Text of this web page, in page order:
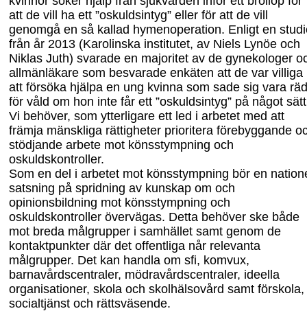
att de vill ha ett ”oskuldsintyg” eller för att de vill
genomgå en så kallad hymenoperation. Enligt en
från år 2013 (Karolinska institutet, av Niels Lynöe och
Niklas Juth) svarade en majoritet av de gynekologer
allmänläkare som besvarade enkäten att de var villiga
att försöka hjälpa en ung kvinna som sade sig vara
för våld om hon inte får ett ”oskuldsintyg” på något
Vi behöver, som ytterligare ett led i arbetet med att
främja mänskliga rättigheter prioritera förebyggande
stödjande arbete mot könsstympning och
oskuldskontroller.
Som en del i arbetet mot könsstympning bör en
satsning på spridning av kunskap om och
opinionsbildning mot könsstympning och
oskuldskontroller övervägas. Detta behöver ske både
mot breda målgrupper i samhället samt genom de
kontaktpunkter där det offentliga når relevanta
målgrupper. Det kan handla om sfi, komvux,
barnavårdscentraler, mödravårdscentraler, ideella
organisationer, skola och skolhälsovård samt förskola,
socialtjänst och rättsväsende.